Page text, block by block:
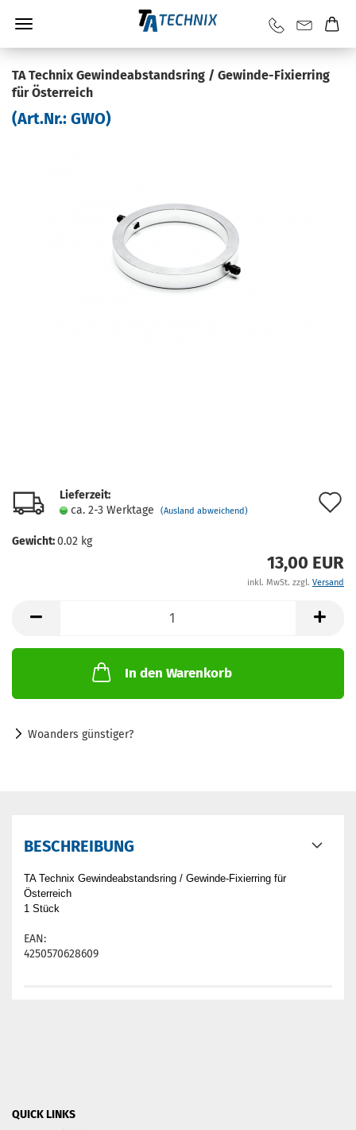
TA Tech­nix Ge­win­de­ab­stands­ring / Gewinde-​Fixierring
für Ös­ter­reich
(Art.Nr.: GWO)
Lieferzeit:
ca. 2-3 Werktage
(Ausland abweichend)
Gewicht:0.02 kg
13,00 EUR
inkl. MwSt. zzgl. Versand
In den Warenkorb
Woanders günstiger?
BESCHREIBUNG
TA Technix Gewindeabstandsring / Gewinde-Fixierring für
Österreich
1 Stück
EAN:
4250570628609
QUICK LINKS